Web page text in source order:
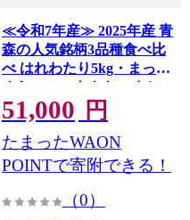
≪令和7年産≫ 2025年産 青
森の人気銘柄3品種食べ比
べ はれわたり5kg・まっし
ぐら10kg・あきたこまち
5kg (精米) 合計20kg 【長
幸】 白米 米 お米 おこめ
コメ 精米 ご飯 ごはん 特A
小分け 青森県 中泊町 おす
51,000 円
たまったWAON
POINTで寄附できる！
（0）